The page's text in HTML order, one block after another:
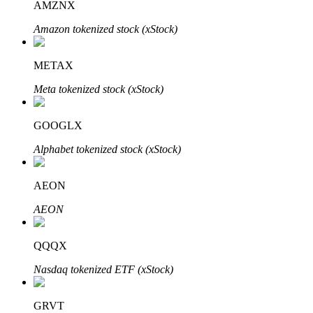
Khóa BTR
Đầu tư độc quyền cho người nắm giữ BTR
Khoản vay
AMZNX
Amazon tokenized stock (xStock)
METAX
Meta tokenized stock (xStock)
GOOGLX
Alphabet tokenized stock (xStock)
AEON
AEON
QQQX
Nasdaq tokenized ETF (xStock)
GRVT